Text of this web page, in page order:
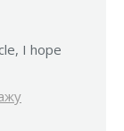
I hope